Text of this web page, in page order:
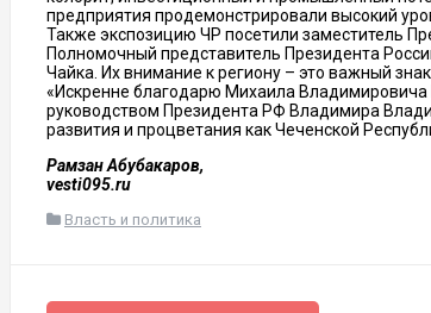
предприятия продемонстрировали высокий
Также экспозицию ЧР посетили заместитель
Полномочный представитель Президента
Чайка. Их внимание к региону – это важный
«Искренне благодарю Михаила
руководством Президента РФ Владимира
развития и процветания как Чеченской
Рамзан Абубакаров,
vesti095.ru
Власть и политика